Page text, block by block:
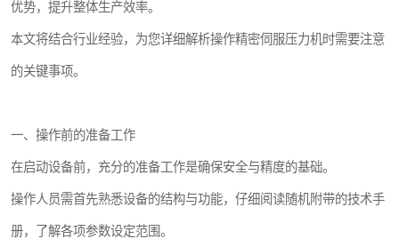
优势，提升整体生产效率。
本文将结合行业经验，为您详细解析操作精密伺服压力机时需要注意
的关键事项。
一、操作前的准备工作
在启动设备前，充分的准备工作是确保安全与精度的基础。
操作人员需首先熟悉设备的结构与功能，仔细阅读随机附带的技术手
册，了解各项参数设定范围。